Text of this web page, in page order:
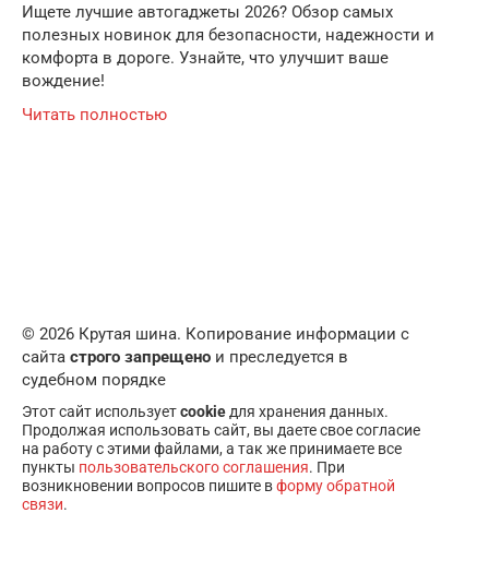
Ищете лучшие автогаджеты 2026? Обзор самых
полезных новинок для безопасности, надежности и
комфорта в дороге. Узнайте, что улучшит ваше
вождение!
Читать полностью
© 2026 Крутая шина. Копирование информации с
сайта строго запрещено и преследуется в
судебном порядке
Этот сайт используетcookie для хранения данных.
Продолжая использовать сайт, вы даете свое согласие
на работу с этими файлами, а так же принимаете все
пункты пользовательского соглашения. При
возникновении вопросов пишите вформу обратной
связи.